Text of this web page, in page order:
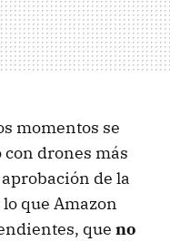
momentos se
drones más
de la
que Amazon
que no